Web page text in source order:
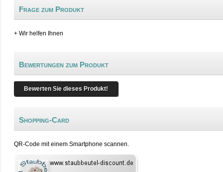
Frage zum Produkt
+ Wir helfen Ihnen
Bewertungen zum Produkt
Bewerten Sie dieses Produkt!
Shopping-Card
QR-Code mit einem Smartphone scannen.